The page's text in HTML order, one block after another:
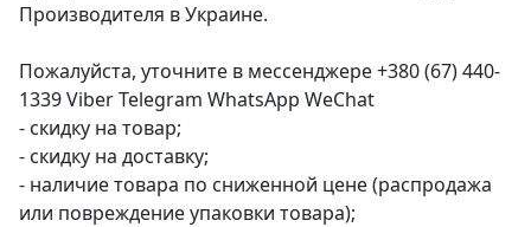
Производителя в Украине.
Пожалуйста, уточните в мессенджере +380 (67) 440-
1339 Viber Telegram WhatsApp WeChat
- скидку на товар;
- скидку на доставку;
- наличие товара по сниженной цене (распродажа
или повреждение упаковки товара);